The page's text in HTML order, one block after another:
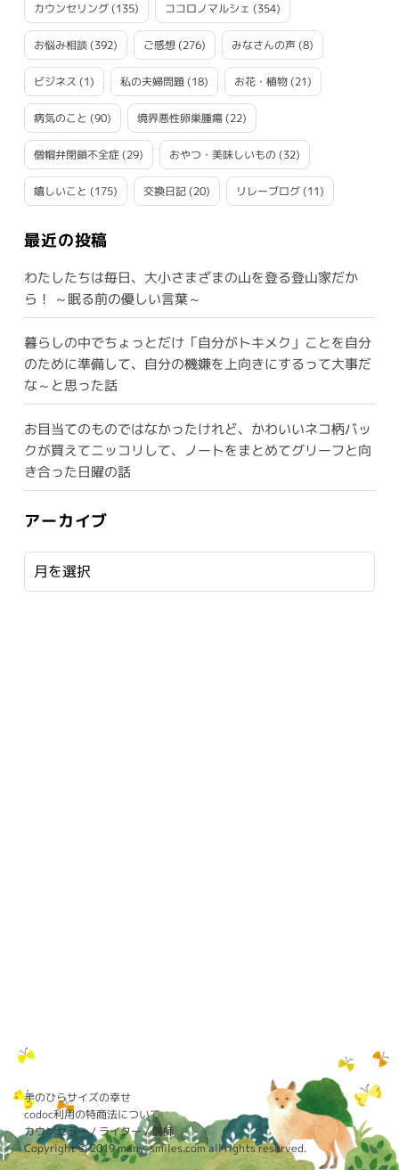
カウンセリング(135) ココロノマルシェ (354)
お悩み相談(392) ご感想(276) みなさんの声(8)
ビジネス (1) 私の夫婦問題(18) お花・植物(21)
病気のこと (90) 境界悪性卵巣腫瘍(22)
僧帽弁閉鎖不全症(29) おやつ・美味しいもの (32)
嬉しいこと (175) 交換日記(20) リレーブログ(11)
最近の投稿
わたしたちは毎日、大小さまざまの山を登る登山家だか
ら！ ～眠る前の優しい言葉～
暮らしの中でちょっとだけ「自分がトキメク」ことを自分
のために準備して、自分の機嫌を上向きにするって大事だ
な～と思った話
お目当てのものではなかったけれど、かわいいネコ柄バッ
クが買えてニッコリして、ノートをまとめてグリーフと向
き合った日曜の話
アーカイブ
手のひらサイズの幸せ
codoc利用の特商法について
カウンセラー / ライター / 講師
Copyright © 2019 many-smiles.com all rights reserved.